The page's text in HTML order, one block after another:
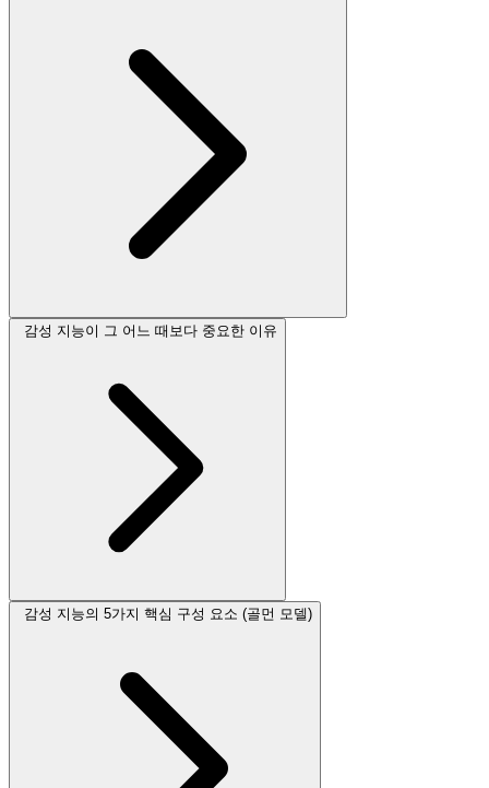
감성 지능이 그 어느 때보다 중요한 이유
감성 지능의 5가지 핵심 구성 요소 (골먼 모델)